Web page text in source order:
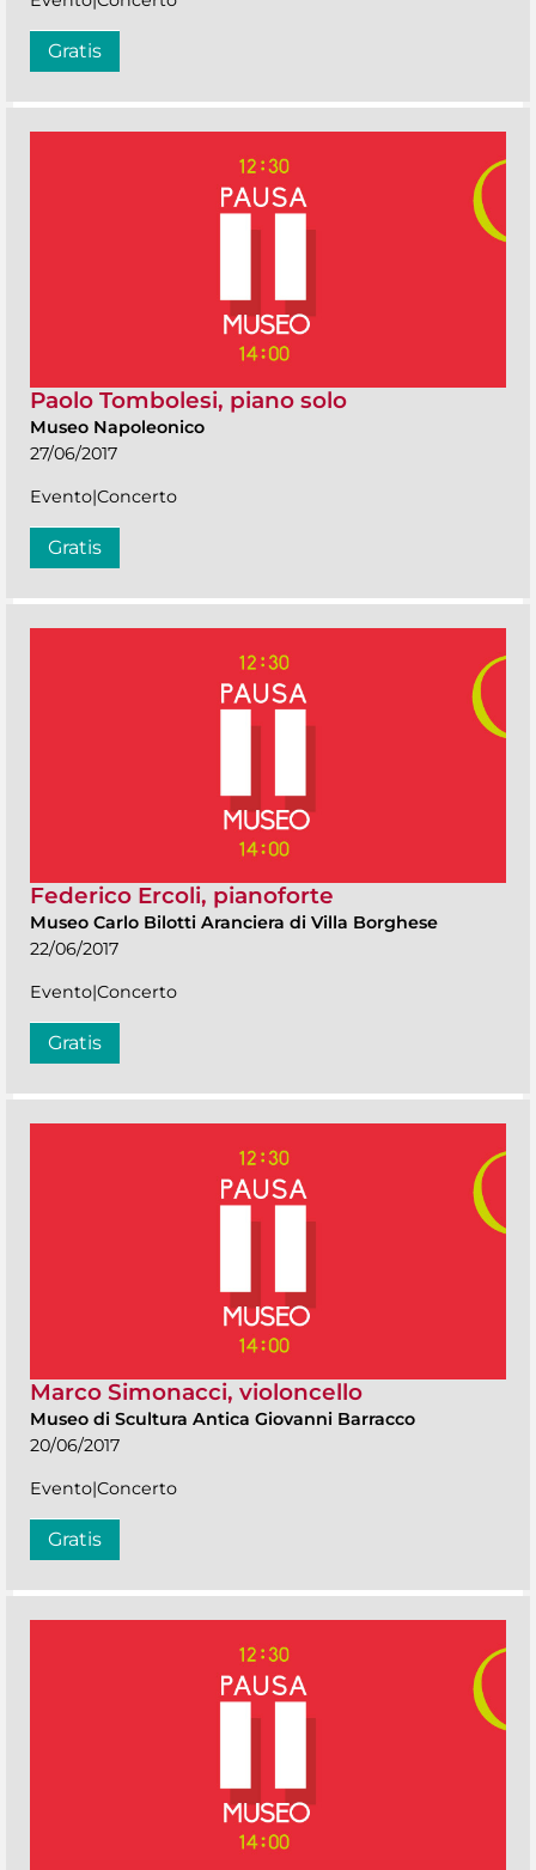
Gratis
Paolo Tombolesi, piano solo
Museo Napoleonico
27/06/2017
Evento|Concerto
Gratis
Federico Ercoli, pianoforte
Museo Carlo Bilotti Aranciera di Villa Borghese
22/06/2017
Evento|Concerto
Gratis
Marco Simonacci, violoncello
Museo di Scultura Antica Giovanni Barracco
20/06/2017
Evento|Concerto
Gratis